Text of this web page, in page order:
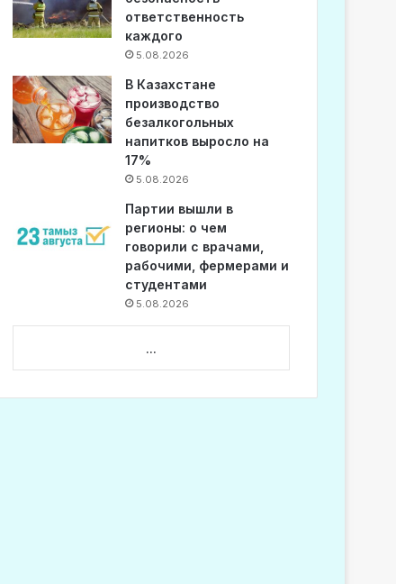
ответственность
каждого
5.08.2026
В Казахстане
производство
безалкогольных
напитков выросло на
17%
5.08.2026
Партии вышли в
регионы: о чем
говорили с врачами,
рабочими, фермерами и
студентами
5.08.2026
...